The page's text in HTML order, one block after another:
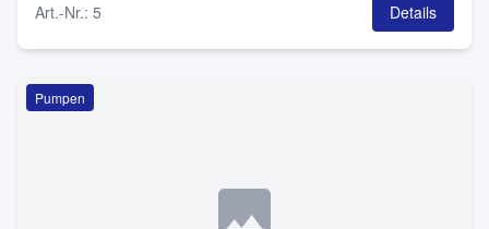
Art.-Nr.: 5 Details
Pumpen